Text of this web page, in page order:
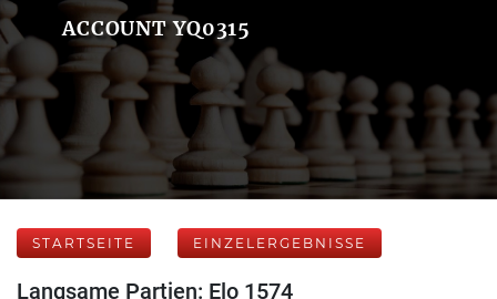
ACCOUNT YQ0315
STARTSEITE EINZELERGEBNISSE
Langsame Partien: Elo 1574